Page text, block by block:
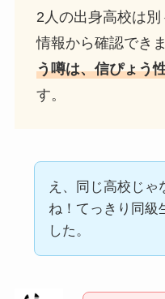
2人の出身高校は
情報から確認できま
う噂は、信ぴょう
す。
え、同じ高校じゃ
ね！てっきり同級
した。